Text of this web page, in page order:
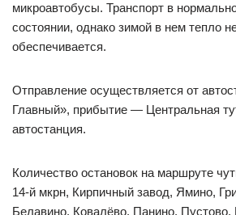
микроавтобусы. Транспорт в
состоянии, однако зимой в нем тепло
обеспечивается.
Отправление осуществляется от
Главный», прибытие — Центральная
автостанция.
Количество остановок на маршруте
14-й мкрн, Кирпичный завод, Ямино,
Белавино, Ковалёво, Панино,